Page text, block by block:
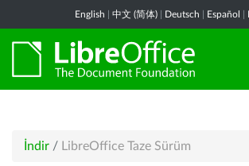
English 中文 (简体) Deutsch Español
İndir / LibreOffice Taze Sürüm